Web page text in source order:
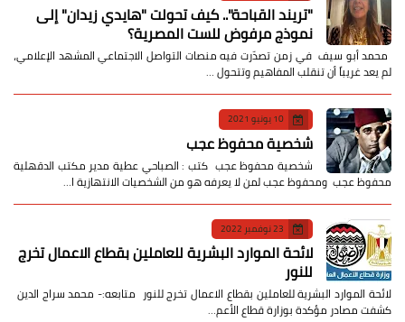
​"تريند القباحة".. كيف تحولت "هايدي زيدان" إلى
نموذج مرفوض للست المصرية؟
​ محمد أبو سيف ​في زمن تصدّرت فيه منصات التواصل الاجتماعي المشهد الإعلامي،
لم يعد غريباً أن تنقلب المفاهيم وتتحول …
10 يونيو 2021
شخصية محفوظ عجب
شخصية محفوظ عجب كتب : الصباحي عطية مدير مكتب الدقهلية
محفوظ عجب ومحفوظ عجب لمن لا يعرفه هو من الشخصيات الانتهازية ا…
23 نوفمبر 2022
لائحة الموارد البشرية للعاملين بقطاع الاعمال تخرج
للنور
لائحة الموارد البشرية للعاملين بقطاع الاعمال تخرج للنور متابعه:- محمد سراج الدين
كشفت مصادر مؤكدة بوزارة قطاع الأعم…